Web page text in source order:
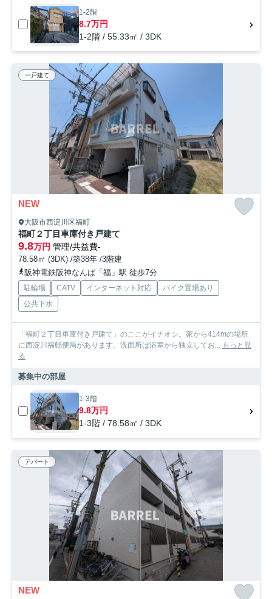
1-2階
8.7万円
1-2階 / 55.33㎡ / 3DK
一戸建て
NEW
大阪市西淀川区福町
福町２丁目車庫付き戸建て
9.8万円 管理/共益費-
78.58㎡ (3DK) /築38年 /3階建
阪神電鉄阪神なんば「福」駅 徒歩7分
駐輪場 CATV インターネット対応
バイク置場あり
公共下水
「福町２丁目車庫付き戸建て」のここがイチオシ。家から414mの場所
に西淀川福郵便局があります。洗面所は浴室から独立してお...
もっと見
る
募集中の部屋
1-3階
9.8万円
1-3階 / 78.58㎡ / 3DK
アパート
NEW